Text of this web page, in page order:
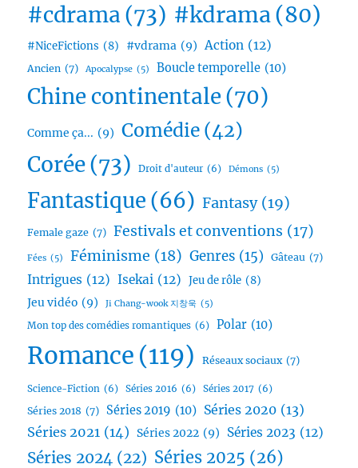
#cdrama (73) #kdrama(80)
#NiceFictions (8) #vdrama (9) Action (12)
Ancien (7) Apocalypse (5) Boucle temporelle (10)
Chine continentale (70)
Comme ça... (9) Comédie (42)
Corée(73) Droit d'auteur (6) Démons (5)
Fantastique (66) Fantasy (19)
Female gaze (7) Festivals et conventions (17)
Fées (5) Féminisme (18) Genres (15) Gâteau (7)
Intrigues (12) Isekai (12) Jeu de rôle (8)
Jeu vidéo (9) Ji Chang-wook 지창욱 (5)
Mon top des comédies romantiques (6) Polar (10)
Romance (119) Réseaux sociaux (7)
Science-Fiction (6) Séries 2016 (6) Séries 2017 (6)
Séries 2018 (7) Séries 2019 (10) Séries 2020 (13)
Séries 2021 (14) Séries 2022 (9) Séries 2023 (12)
Séries 2024 (22) Séries 2025 (26)